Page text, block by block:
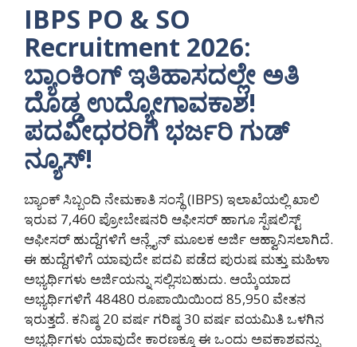
IBPS PO & SO
Recruitment 2026:
ಬ್ಯಾಂಕಿಂಗ್ ಇತಿಹಾಸದಲ್ಲೇ ಅತಿ
ದೊಡ್ಡ ಉದ್ಯೋಗಾವಕಾಶ!
ಪದವೀಧರರಿಗೆ ಭರ್ಜರಿ ಗುಡ್
ನ್ಯೂಸ್!
ಬ್ಯಾಂಕ್ ಸಿಬ್ಬಂದಿ ನೇಮಕಾತಿ ಸಂಸ್ಥೆ (IBPS) ಇಲಾಖೆಯಲ್ಲಿ ಖಾಲಿ
ಇರುವ 7,460 ಪ್ರೋಬೇಷನರಿ ಆಫೀಸರ್ ಹಾಗೂ ಸ್ಪೆಷಲಿಸ್ಟ್
ಆಫೀಸರ್ ಹುದ್ದೆಗಳಿಗೆ ಆನ್ಲೈನ್ ಮೂಲಕ ಅರ್ಜಿ ಆಹ್ವಾನಿಸಲಾಗಿದೆ‌.
ಈ ಹುದ್ದೆಗಳಿಗೆ ಯಾವುದೇ ಪದವಿ ಪಡೆದ ಪುರುಷ ಮತ್ತು ಮಹಿಳಾ
ಅಭ್ಯರ್ಥಿಗಳು ಅರ್ಜಿಯನ್ನು ಸಲ್ಲಿಸಬಹುದು. ಆಯ್ಕೆಯಾದ
ಅಭ್ಯರ್ಥಿಗಳಿಗೆ 48480 ರೂಪಾಯಿಯಿಂದ 85,950 ವೇತನ
ಇರುತ್ತದೆ. ಕನಿಷ್ಠ 20 ವರ್ಷ ಗರಿಷ್ಠ 30 ವರ್ಷ ವಯಮಿತಿ ಒಳಗಿನ
ಅಭ್ಯರ್ಥಿಗಳು ಯಾವುದೇ ಕಾರಣಕ್ಕೂ ಈ ಒಂದು ಅವಕಾಶವನ್ನು